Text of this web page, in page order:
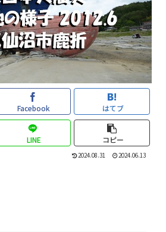
Facebook はてブ
LINE コピー
2024.08.31 2024.06.13